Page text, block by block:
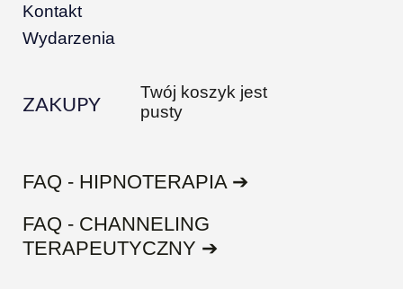
Kontakt
Wydarzenia
ZAKUPY
Twój koszyk jest
pusty
FAQ - HIPNOTERAPIA ➔
FAQ - CHANNELING
TERAPEUTYCZNY ➔